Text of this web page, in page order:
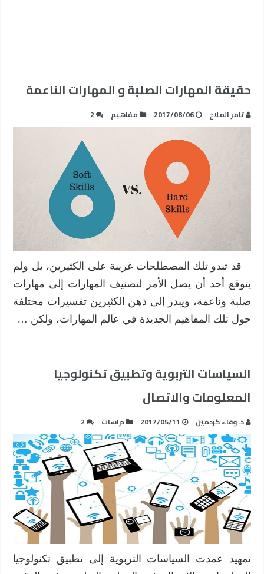
حقيقة المهارات الصلبة و المهارات الناعمة
تامر الملاح 2017/08/06 مفاهيم 2
قد تبدو تلك المصطلحات غريبة على الكثيرين، بل ولم
يتوقع أحد أن يصل الأمر لتصنيف المهارات إلى مهارات
صلبة وناعمة، ويبدر إلى ذهن الكثيرين تفسيرات مختلفة
حول تلك المفاهيم الجديدة في عالم المهارات، ولكن …
السياسات التربوية وتطبيق تكنولوجيا
المعلومات والاتصال
د. وفاء كردمين 2017/05/11 دراسات 2
تمهيد عمدت السياسات التربوية إلى تطبيق تكنولوجيا